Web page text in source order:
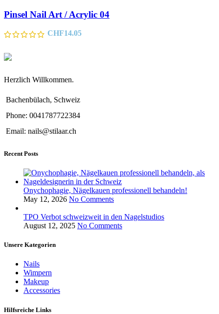
Pinsel Nail Art / Acrylic 04
CHF14.05
Herzlich Willkommen.
Bachenbülach, Schweiz
Phone: 0041787722384
Email: nails@stilaar.ch
Recent Posts
Onychophagie, Nägelkauen professionell behandeln!
May 12, 2026 No Comments
TPO Verbot schweizweit in den Nagelstudios
August 12, 2025 No Comments
Unsere Kategorien
Nails
Wimpern
Makeup
Accessories
Hilfsreiche Links